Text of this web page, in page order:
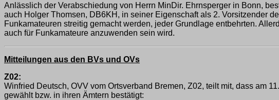
Anlässlich der Verabschiedung von Herrn MinDir. Ehrnsperger in Bonn,
auch Holger Thomsen, DB6KH, in seiner Eigenschaft als 2. Vorsitzender
Funkamateuren streitig gemacht werden, jeder Grundlage entbehrten.
auch für Funkamateure anzuwenden sein wird.
Mitteilungen aus den BVs und OVs
Z02:
Winfried Deutsch, OVV vom Ortsverband Bremen, Z02, teilt mit, dass am
gewählt bzw. in ihren Ämtern bestätigt: